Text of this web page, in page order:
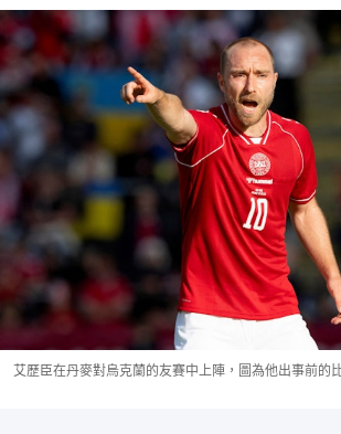
艾歷臣在丹麥對烏克蘭的友賽中上陣，圖為他出事前的